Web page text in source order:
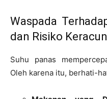
Waspada
dan Risiko
Suhu panas
Oleh karena itu, berhati-